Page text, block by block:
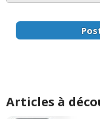
Articles à